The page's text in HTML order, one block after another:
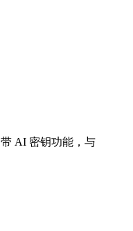
AI 密钥功能，与